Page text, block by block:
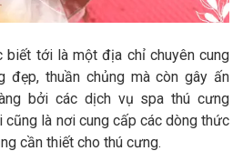
biết tới là một địa chỉ chuyên cung
đẹp, thuần chủng mà còn gây ấn
bởi các dịch vụ spa thú cưng
cũng là nơi cung cấp các dòng thức
cần thiết cho thú cưng.